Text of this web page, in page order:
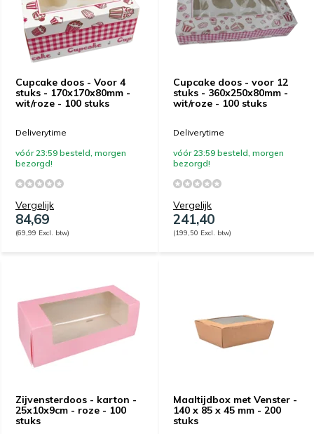
Cupcake doos - Voor 4
stuks - 170x170x80mm -
wit/roze - 100 stuks
Deliverytime
vóór 23:59 besteld, morgen
bezorgd!
Vergelijk
84,69
(69,99 Excl. btw)
Cupcake doos - voor 12
stuks - 360x250x80mm -
wit/roze - 100 stuks
Deliverytime
vóór 23:59 besteld, morgen
bezorgd!
Vergelijk
241,40
(199,50 Excl. btw)
Zijvensterdoos - karton -
25x10x9cm - roze - 100
stuks
Maaltijdbox met Venster -
140 x 85 x 45 mm - 200
stuks